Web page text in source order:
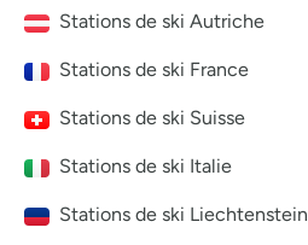
Stations de ski Autriche
Stations de ski France
Stations de ski Suisse
Stations de ski Italie
Stations de ski Liechtenstein